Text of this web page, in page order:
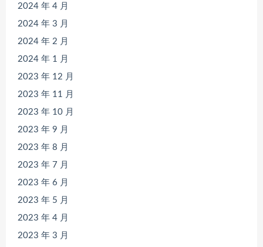
2024 年 4 月
2024 年 3 月
2024 年 2 月
2024 年 1 月
2023 年 12 月
2023 年 11 月
2023 年 10 月
2023 年 9 月
2023 年 8 月
2023 年 7 月
2023 年 6 月
2023 年 5 月
2023 年 4 月
2023 年 3 月